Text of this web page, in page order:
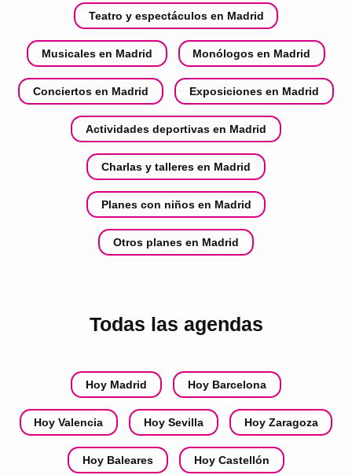
Teatro y espectáculos en Madrid
Musicales en Madrid Monólogos en Madrid
Conciertos en Madrid Exposiciones en Madrid
Actividades deportivas en Madrid
Charlas y talleres en Madrid
Planes con niños en Madrid
Otros planes en Madrid
Todas las agendas
Hoy Madrid Hoy Barcelona
Hoy Valencia Hoy Sevilla Hoy Zaragoza
Hoy Baleares Hoy Castellón